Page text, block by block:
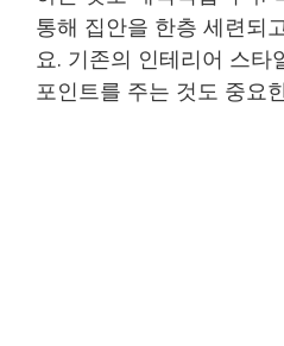
통해 집안을 한층 세련되
요. 기존의 인테리어 스타
포인트를 주는 것도 중요